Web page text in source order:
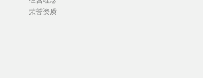
荣誉资质